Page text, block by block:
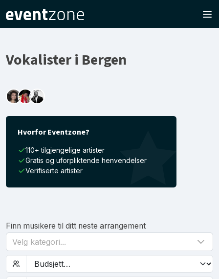
Vokalister i Bergen
Hvorfor Eventzone?
110+ tilgjengelige artister
Gratis og uforpliktende henvendelser
Verifiserte artister
Finn musikere til ditt neste arrangement
Velg kategori...